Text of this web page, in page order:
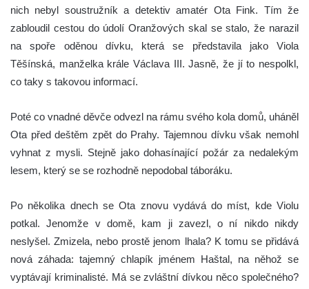
nich nebyl soustružník a detektiv amatér Ota Fink. Tím že
zabloudil cestou do údolí Oranžových skal se stalo, že narazil
na spoře oděnou dívku, která se představila jako Viola
Těšínská, manželka krále Václava III. Jasně, že jí to nespolkl,
co taky s takovou informací.
Poté co vnadné děvče odvezl na rámu svého kola domů, uháněl
Ota před deštěm zpět do Prahy. Tajemnou dívku však nemohl
vyhnat z mysli. Stejně jako dohasínající požár za nedalekým
lesem, který se se rozhodně nepodobal táboráku.
Po několika dnech se Ota znovu vydává do míst, kde Violu
potkal. Jenomže v domě, kam ji zavezl, o ní nikdo nikdy
neslyšel. Zmizela, nebo prostě jenom lhala? K tomu se přidává
nová záhada: tajemný chlapík jménem Haštal, na něhož se
vyptávají kriminalisté. Má se zvláštní dívkou něco společného?